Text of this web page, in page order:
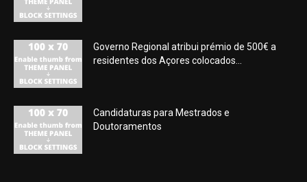
Governo Regional atribui prémio de 500€ a
residentes dos Açores colocados...
Candidaturas para Mestrados e
Doutoramentos